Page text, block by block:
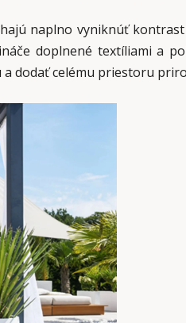
naplno vyniknúť
doplnené textíliami a
dodať celému priestoru